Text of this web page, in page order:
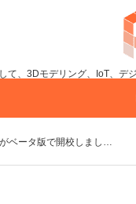
て、3Dモデリング、IoT、デ
ベータ版で開校しまし…